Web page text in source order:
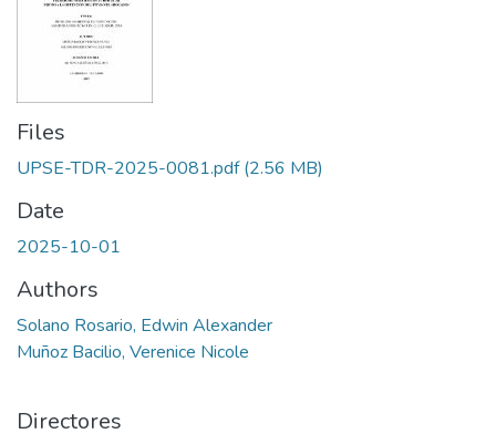
Files
UPSE-TDR-2025-0081.pdf(2.56 MB)
Date
2025-10-01
Authors
Solano Rosario, Edwin Alexander
Muñoz Bacilio, Verenice Nicole
Directores